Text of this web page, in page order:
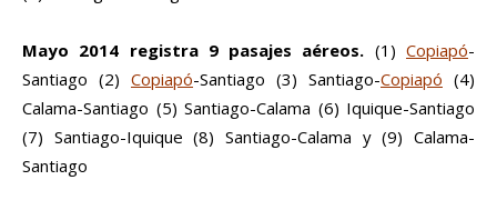
Mayo 2014 registra 9 pasajes aéreos. (1)Copiapó-
Santiago (2) Copiapó-Santiago (3) Santiago-Copiapó (4)
Calama-Santiago (5) Santiago-Calama (6) Iquique-Santiago
(7) Santiago-Iquique (8) Santiago-Calama y (9) Calama-
Santiago